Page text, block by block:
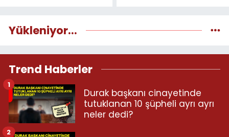
Yükleniyor...
Trend Haberler
Durak başkanı cinayetinde
tutuklanan 10 şüpheli ayrı ayrı
neler dedi?
1
2